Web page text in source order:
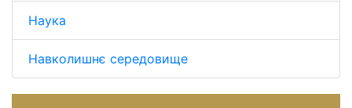
Наука
Навколишнє середовище